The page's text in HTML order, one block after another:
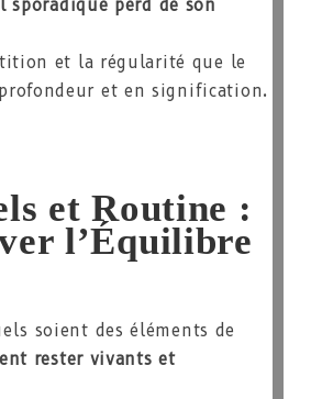
sporadique perd de son
et la régularité que le
et en signification.
et Routine :
l’Équilibre
soient des éléments de
rester vivants et